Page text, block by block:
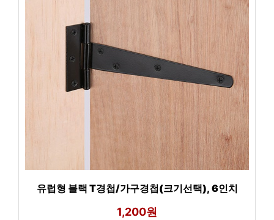
유럽형 블랙 T경첩/가구경첩(크기선택), 6인치
1,200원